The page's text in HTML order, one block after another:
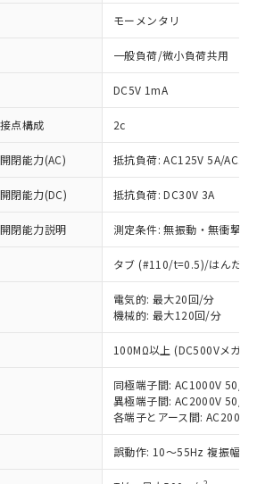
モーメンタリ
一般負荷/微小負荷共用
DC5V 1mA
接点構成 2c
開閉能力(AC) 抵抗負荷: AC125V 5A/
開閉能力(DC) 抵抗負荷: DC30V 3A
開閉能力説明 測定条件: 無振動・無衝撃
タブ (#110/t=0.5)/はんだづ
電気的: 最大20回/分
機械的: 最大120回/分
100MΩ以上 (DC500Vメガ)
同極端子間: AC1000V 50/
異極端子間: AC2000V 50/
各端子とアース間:
誤動作: 10～55Hz 複振幅
：EU RoHS指令（10物質）の
した製品が提供可能な商品で
RoHS指令（10物質）の非含
製品に切り替える予定のある